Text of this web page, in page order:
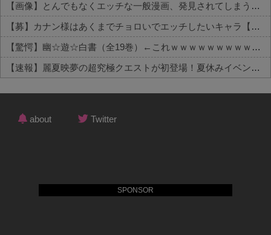
SPONSOR
【画像】とんでもなくエッチな一般漫画、発見されてしまう【SEX描写あり】 他
【募】カナン様はあくまでチョロいでエッチしたいキャラ【画像】 他
【驚愕】幽☆遊☆白書（全19巻）←これｗｗｗｗｗｗｗｗｗｗｗｗｗｗｗｗｗ 他
【速報】麗夏映夢の超究極クエストが初登場！夏休みイベントの新展開 他
Powered by livedoor 相互RSS
about Twitter